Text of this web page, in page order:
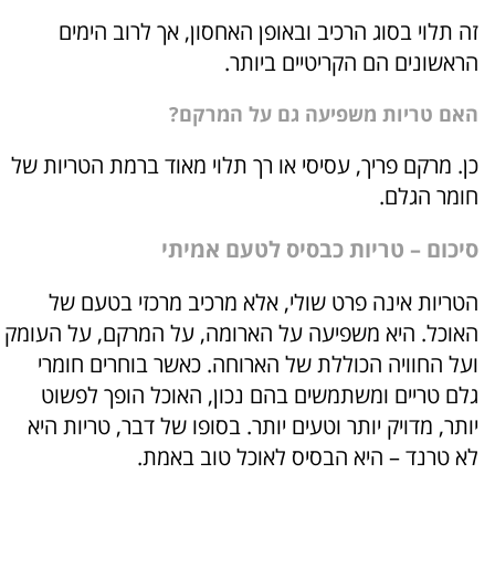
זה תלוי בסוג הרכיב ובאופן האחסון, אך לרוב הימים
הראשונים הם הקריטיים ביותר.
האם טריות משפיעה גם על המרקם?
כן. מרקם פריך, עסיסי או רך תלוי מאוד ברמת הטריות של
חומר הגלם.
סיכום – טריות כבסיס לטעם אמיתי
הטריות אינה פרט שולי, אלא מרכיב מרכזי בטעם של
האוכל. היא משפיעה על הארומה, על המרקם, על העומק
ועל החוויה הכוללת של הארוחה. כאשר בוחרים חומרי
גלם טריים ומשתמשים בהם נכון, האוכל הופך לפשוט
יותר, מדויק יותר וטעים יותר. בסופו של דבר, טריות היא
לא טרנד – היא הבסיס לאוכל טוב באמת.